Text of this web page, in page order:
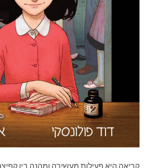
קריאה היא פעילות מעשירה ומהנה בין